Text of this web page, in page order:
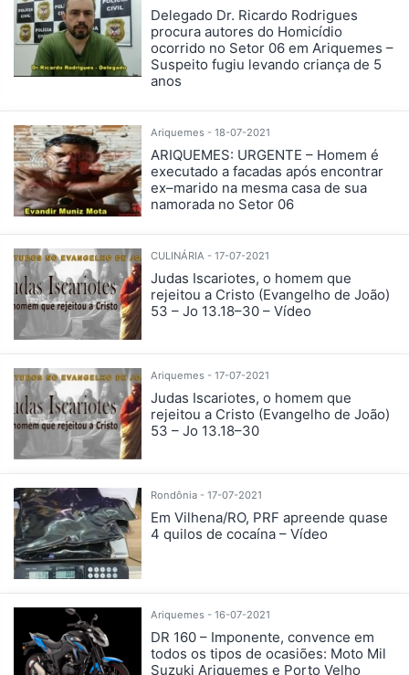
Delegado Dr. Ricardo Rodrigues
procura autores do Homicídio
ocorrido no Setor 06 em Ariquemes –
Suspeito fugiu levando criança de 5
anos
Ariquemes - 18-07-2021
ARIQUEMES: URGENTE – Homem é
executado a facadas após encontrar
ex–marido na mesma casa de sua
namorada no Setor 06
CULINÁRIA - 17-07-2021
Judas Iscariotes, o homem que
rejeitou a Cristo (Evangelho de João)
53 – Jo 13.18–30 – Vídeo
Ariquemes - 17-07-2021
Judas Iscariotes, o homem que
rejeitou a Cristo (Evangelho de João)
53 – Jo 13.18–30
Rondônia - 17-07-2021
Em Vilhena/RO, PRF apreende quase
4 quilos de cocaína – Vídeo
Ariquemes - 16-07-2021
DR 160 – Imponente, convence em
todos os tipos de ocasiões: Moto Mil
Suzuki Ariquemes e Porto Velho